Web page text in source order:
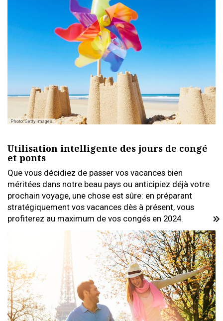
Photo: Getty Images
Utilisation intelligente des jours de congé
et ponts
Que vous décidiez de passer vos vacances bien
méritées dans notre beau pays ou anticipiez déjà votre
prochain voyage, une chose est sûre: en préparant
stratégiquement vos vacances dès à présent, vous
profiterez au maximum de vos congés en 2024.